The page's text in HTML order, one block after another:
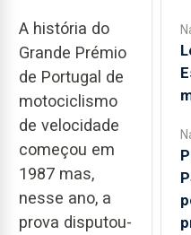
A história do
Grande Prémio
de Portugal de
motociclismo
de velocidade
começou em
1987 mas,
nesse ano, a
prova disputou-